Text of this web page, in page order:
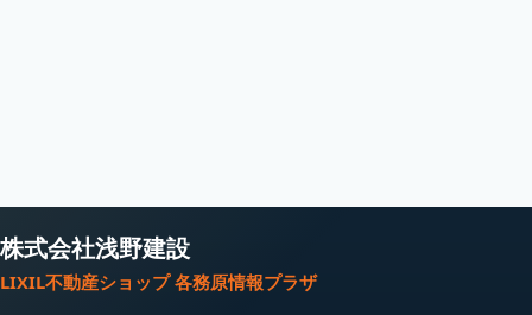
株式会社浅野建設
LIXIL不動産ショップ 各務原情報プラザ